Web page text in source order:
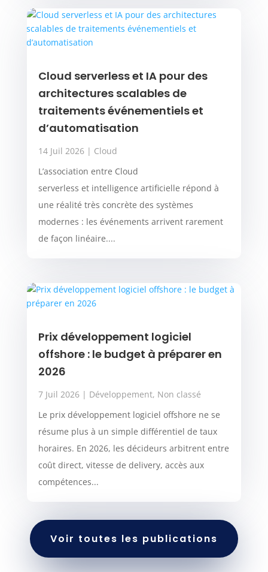
Cloud serverless et IA pour des
architectures scalables de
traitements événementiels et
d’automatisation
14 Juil 2026| Cloud
L’association entre Cloud
serverless et intelligence artificielle répond à
une réalité très concrète des systèmes
modernes : les événements arrivent rarement
de façon linéaire....
Prix développement logiciel
offshore : le budget à préparer en
2026
7 Juil 2026| Développement, Non classé
Le prix développement logiciel offshore ne se
résume plus à un simple différentiel de taux
horaires. En 2026, les décideurs arbitrent entre
coût direct, vitesse de delivery, accès aux
compétences...
Voir toutes les publications